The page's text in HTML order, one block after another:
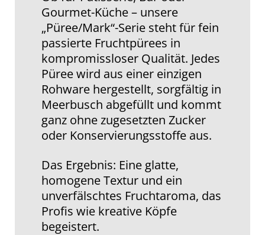
Gourmet-Küche – unsere
„Püree/Mark“-Serie steht für fein
passierte Fruchtpürees in
kompromissloser Qualität. Jedes
Püree wird aus einer einzigen
Rohware hergestellt, sorgfältig in
Meerbusch abgefüllt und kommt
ganz ohne zugesetzten Zucker
oder Konservierungsstoffe aus.
Das Ergebnis: Eine glatte,
homogene Textur und ein
unverfälschtes Fruchtaroma, das
Profis wie kreative Köpfe
begeistert.